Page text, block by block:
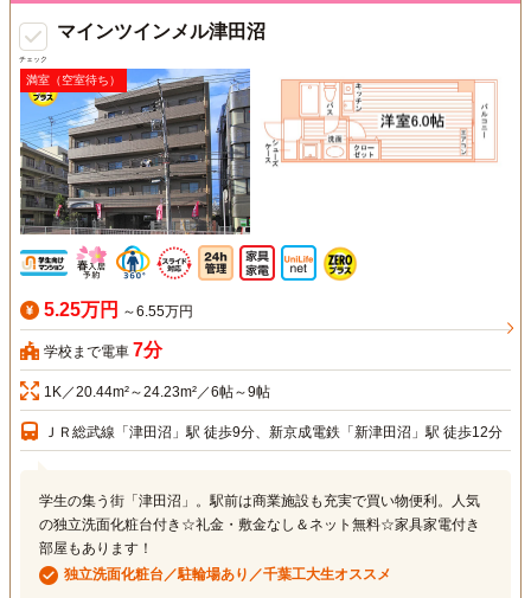
チェック
マインツインメル津田沼
満室（空室待ち）
5.25万円 ～6.55万円
学校まで電車 7分
1K／20.44m²～24.23m²／6帖～9帖
ＪＲ総武線「津田沼」駅 徒歩9分、新京成電鉄「新津田沼」駅 徒歩12分
学生の集う街「津田沼」。駅前は商業施設も充実で買い物便利。人気
の独立洗面化粧台付き☆礼金・敷金なし＆ネット無料☆家具家電付き
部屋もあります！
独立洗面化粧台／駐輪場あり／千葉工大生オススメ